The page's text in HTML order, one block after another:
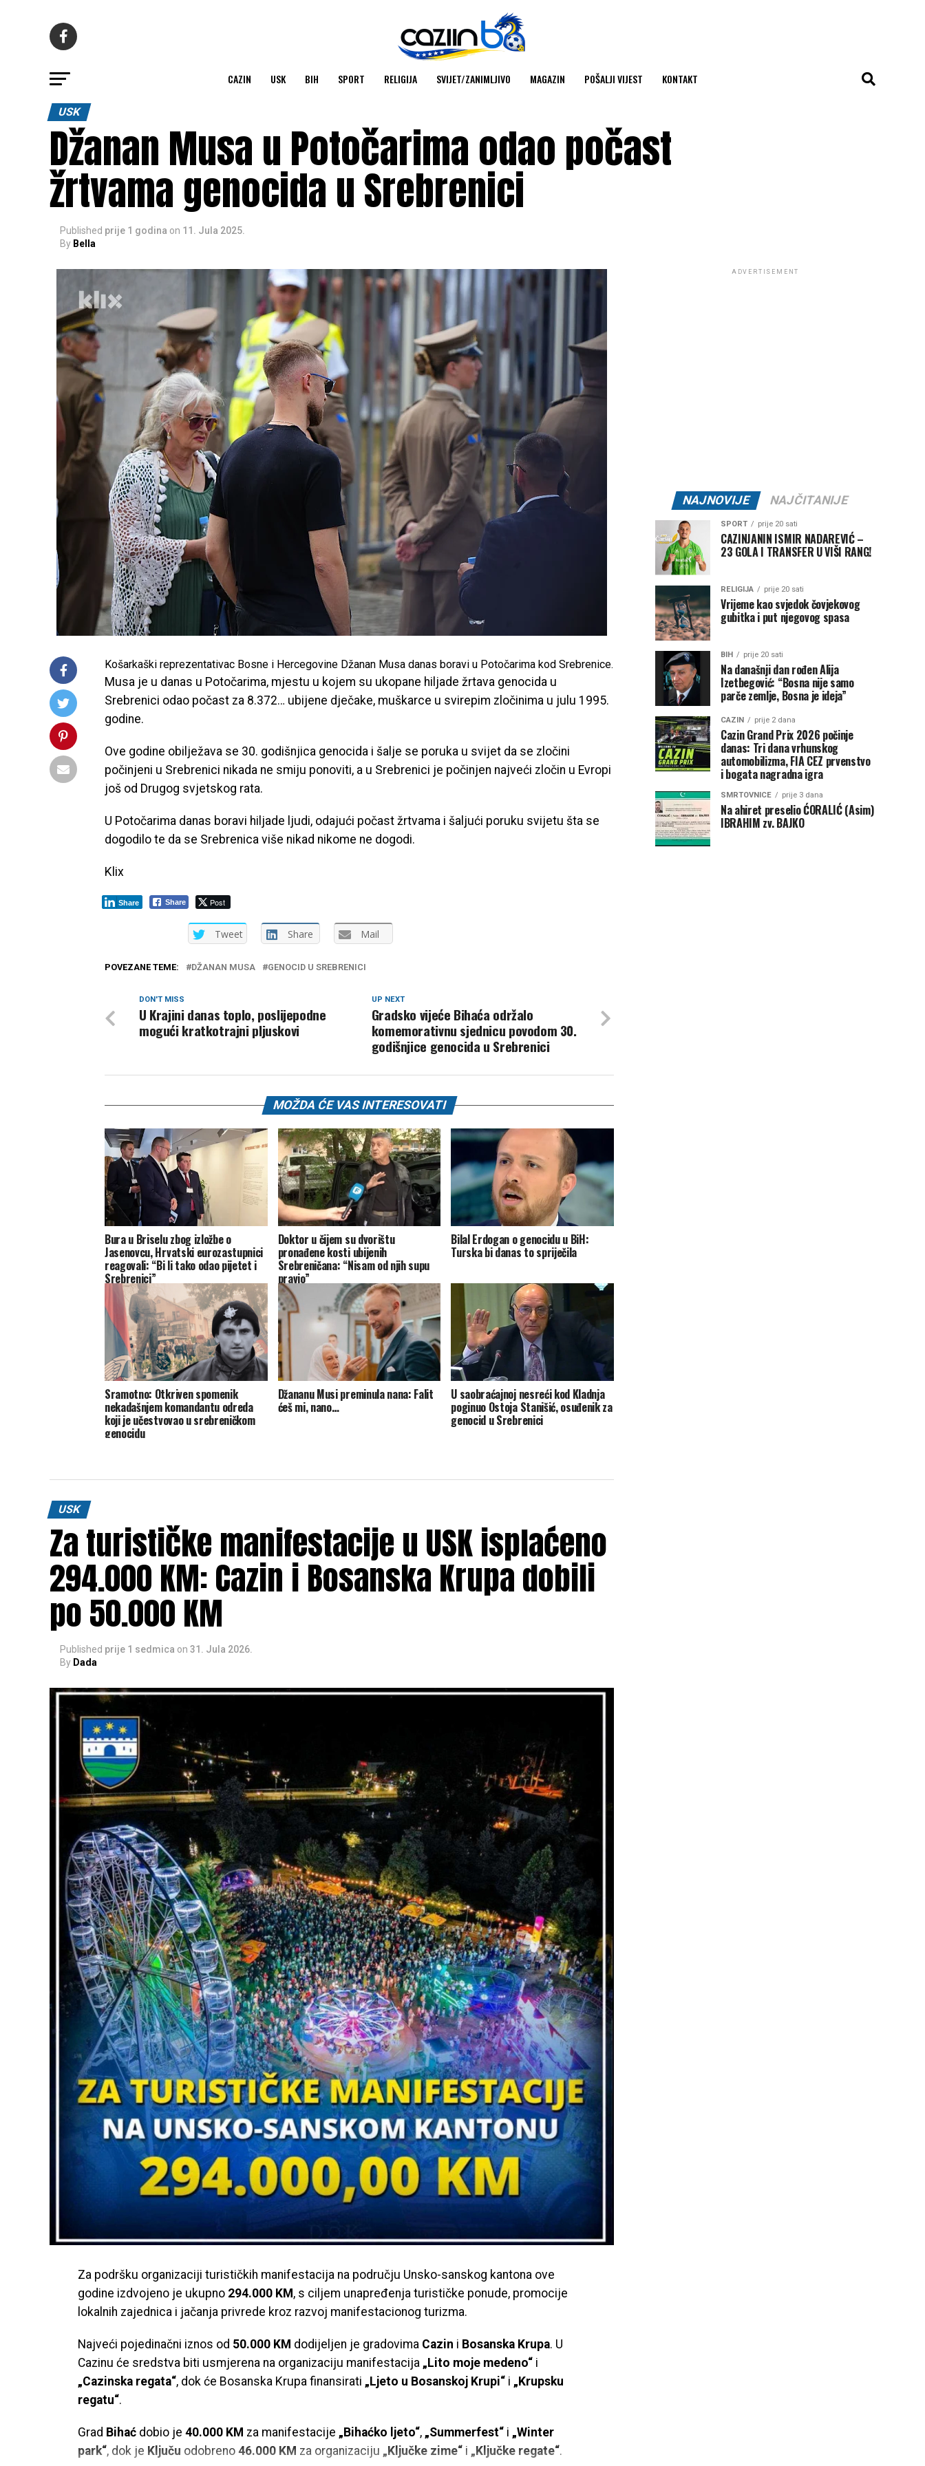
CAZIN USK BIH SPORT RELIGIJA SVIJET/ZANIMLJIVO MAGAZIN POŠALJI VIJEST KONTAKT
USK
Džanan Musa u Potočarima odao počast
žrtvama genocida u Srebrenici
Published prije 1 godina on 11. Jula 2025.
By Bella
Košarkaški reprezentativac Bosne i Hercegovine Džanan Musa danas boravi u Potočarima kod Srebrenice.
Musa je u danas u Potočarima, mjestu u kojem su ukopane hiljade žrtava genocida u
Srebrenici odao počast za 8.372… ubijene dječake, muškarce u svirepim zločinima u julu 1995.
godine.
Ove godine obilježava se 30. godišnjica genocida i šalje se poruka u svijet da se zločini
počinjeni u Srebrenici nikada ne smiju ponoviti, a u Srebrenici je počinjen najveći zločin u Evropi
još od Drugog svjetskog rata.
U Potočarima danas boravi hiljade ljudi, odajući počast žrtvama i šaljući poruku svijetu šta se
dogodilo te da se Srebrenica više nikad nikome ne dogodi.
Klix
Share Post
Share
Tweet Share Mail
POVEZANE TEME: DŽANAN MUSA GENOCID U SREBRENICI
UP NEXT
Gradsko vijeće Bihaća održalo
komemorativnu sjednicu povodom 30.
godišnjice genocida u Srebrenici
DON'T MISS
U Krajini danas toplo, poslijepodne
mogući kratkotrajni pljuskovi
MOŽDA ĆE VAS INTERESOVATI
Bura u Briselu zbog izložbe o
Jasenovcu, Hrvatski eurozastupnici
reagovali: “Bi li tako odao pijetet i
Srebrenici”
Doktor u čijem su dvorištu
pronađene kosti ubijenih
Srebreničana: “Nisam od njih supu
pravio”
Bilal Erdogan o genocidu u BiH:
Turska bi danas to spriječila
Sramotno: Otkriven spomenik
nekadašnjem komandantu odreda
koji je učestvovao u srebreničkom
genocidu
Džananu Musi preminula nana: Falit
ćeš mi, nano…
U saobraćajnoj nesreći kod Kladnja
poginuo Ostoja Stanišić, osuđenik za
genocid u Srebrenici
USK
Za turističke manifestacije u USK isplaćeno
294.000 KM: Cazin i Bosanska Krupa dobili
po 50.000 KM
Published prije 1 sedmica on 31. Jula 2026.
By Dada
Za podršku organizaciji turističkih manifestacija na području Unsko-sanskog kantona ove
godine izdvojeno je ukupno 294.000 KM , s ciljem unapređenja turističke ponude, promocije
lokalnih zajednica i jačanja privrede kroz razvoj manifestacionog turizma.
Najveći pojedinačni iznos od 50.000 KM dodijeljen je gradovima Cazin i Bosanska Krupa. U
Cazinu će sredstva biti usmjerena na organizaciju manifestacija „Lito moje medeno“ i
„Cazinska regata“, dok će Bosanska Krupa finansirati „Ljeto u Bosanskoj Krupi“ i „Krupsku
regatu“.
Grad Bihać dobio je 40.000 KM za manifestacije „Bihaćko ljeto“, „Summerfest“ i „Winter
park“, dok je Ključu odobreno 46.000 KM za organizaciju „Ključke zime“ i „Ključke regate“.
ADVERTISEMENT
NAJNOVIJE NAJČITANIJE
SPORT prije 20 sati
CAZINJANIN ISMIR NADAREVIĆ –
23 GOLA I TRANSFER U VIŠI RANG!
RELIGIJA prije 20 sati
Vrijeme kao svjedok čovjekovog
gubitka i put njegovog spasa
BIH prije 20 sati
Na današnji dan rođen Alija
Izetbegović: “Bosna nije samo
parče zemlje, Bosna je ideja”
CAZIN prije 2 dana
Cazin Grand Prix 2026 počinje
danas: Tri dana vrhunskog
automobilizma, FIA CEZ prvenstvo
i bogata nagradna igra
SMRTOVNICE prije 3 dana
Na ahiret preselio ĆORALIĆ (Asim)
IBRAHIM zv. BAJKO